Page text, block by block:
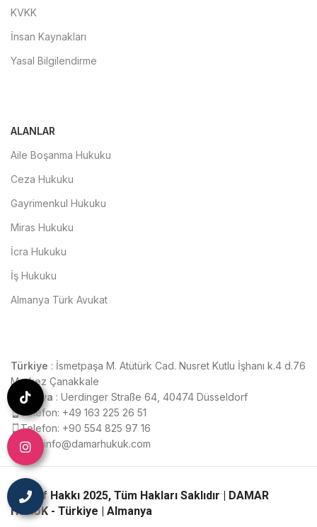
KVKK
İnsan Kaynakları
Yasal Bilgilendirme
ALANLAR
Aile Boşanma Hukuku
Ceza Hukuku
Gayrimenkul Hukuku
Miras Hukuku
İcra Hukuku
İş Hukuku
Almanya Türk Avukat
Türkiye : İsmetpaşa M. Atütürk Cad. Nusret Kutlu İşhanı k.4 d.76
Merkez Çanakkale
Almanya : Uerdinger Straße 64, 40474 Düsseldorf
Telefon: +49 163 225 26 51
Telefon: +90 554 825 97 16
Mail: info@damarhukuk.com
© Telif Hakkı 2025, Tüm Hakları Saklıdır | DAMAR
HUKUK - Türkiye | Almanya